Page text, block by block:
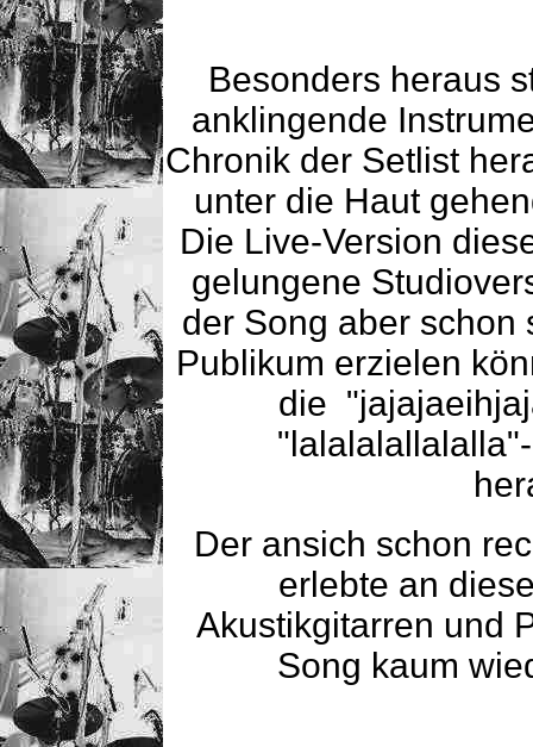
Besonders heraus
anklingende
Chronik der Setlist
unter die Haut
Die Live-Version
gelungene
der Song aber schon
Publikum erzielen
die
Der ansich schon
erlebte an
Akustikgitarren und
Song kaum